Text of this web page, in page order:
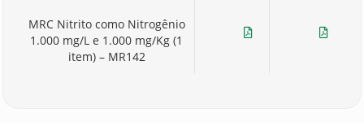
MRC Nitrito como Nitrogênio
1.000 mg/L e 1.000 mg/Kg (1
item) – MR142